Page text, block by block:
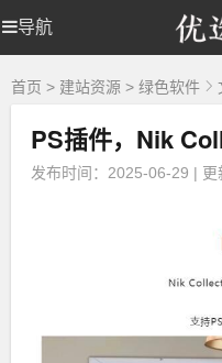
导航
优
选
码
优
选
棋牌源码
首页 > 建站资源 > 绿色软件
PS插件，Nik
发布时间：2025-06-29 | 更